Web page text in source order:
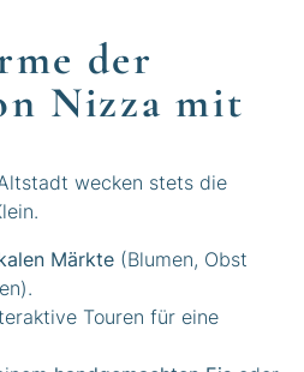
der
Nizza mit
wecken stets die
Märkte (Blumen, Obst
Touren für eine